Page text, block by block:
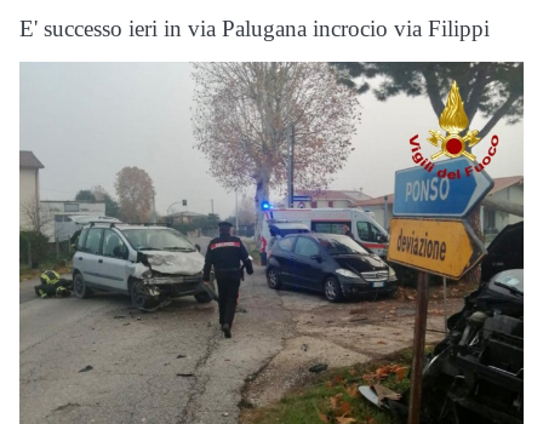
E' successo ieri in via Palugana incrocio via Filippi